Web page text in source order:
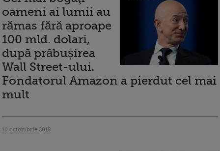
oameni ai lumii au
rămas fără aproape
100 mld. dolari,
după prăbușirea
Wall Street-ului.
Fondatorul Amazon a pierdut cel mai
mult
10 octombrie 2018